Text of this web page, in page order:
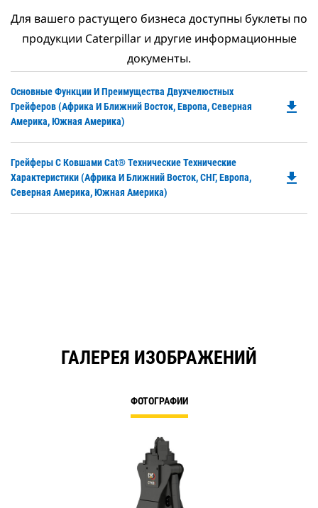
Для вашего растущего бизнеса доступны буклеты по
продукции Caterpillar и другие информационные
документы.
Основные Функции И Преимущества Двухчелюстных
Грейферов (Африка И Ближний Восток, Европа, Северная
Америка, Южная Америка)
file_download
Грейферы С Ковшами Cat® Технические Технические
Характеристики (Африка И Ближний Восток, СНГ, Европа,
Северная Америка, Южная Америка)
file_download
ГАЛЕРЕЯ ИЗОБРАЖЕНИЙ
ФОТОГРАФИИ